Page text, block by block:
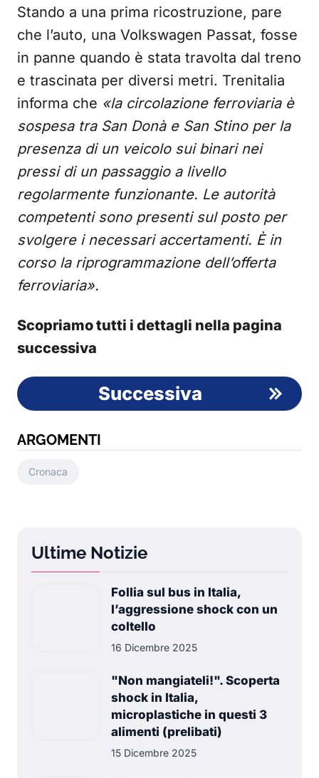
Stando a una prima ricostruzione, pare
che l’auto, una Volkswagen Passat, fosse
in panne quando è stata travolta dal treno
e trascinata per diversi metri. Trenitalia
informa che «la circolazione ferroviaria è
sospesa tra San Donà e San Stino per la
presenza di un veicolo sui binari nei
pressi di un passaggio a livello
regolarmente funzionante. Le autorità
competenti sono presenti sul posto per
svolgere i necessari accertamenti. È in
corso la riprogrammazione dell’offerta
ferroviaria».
Scopriamo tutti i dettagli nella pagina
successiva
Successiva
ARGOMENTI
Cronaca
Ultime Notizie
Follia sul bus in Italia,
l’aggressione shock con un
coltello
16 Dicembre 2025
"Non mangiateli!". Scoperta
shock in Italia,
microplastiche in questi 3
alimenti (prelibati)
15 Dicembre 2025